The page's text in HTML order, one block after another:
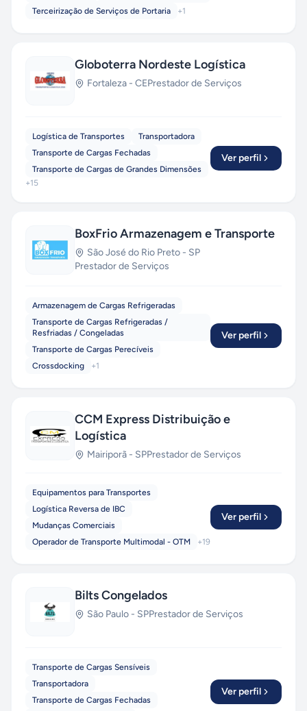
Terceirização de Serviços de Portaria
+1
Globoterra Nordeste Logística
Fortaleza - CEPrestador de Serviços
Logística de Transportes
Transportadora
Transporte de Cargas Fechadas
Transporte de Cargas de Grandes Dimensões
+15
Ver perfil
BoxFrio Armazenagem e Transporte
São José do Rio Preto - SP
Prestador de Serviços
Armazenagem de Cargas Refrigeradas
Transporte de Cargas Refrigeradas /
Resfriadas / Congeladas
Transporte de Cargas Perecíveis
Crossdocking
+1
Ver perfil
CCM Express Distribuição e
Logística
Mairiporã - SPPrestador de Serviços
Equipamentos para Transportes
Logística Reversa de IBC
Mudanças Comerciais
Operador de Transporte Multimodal - OTM
+19
Ver perfil
Bilts Congelados
São Paulo - SPPrestador de Serviços
Transporte de Cargas Sensíveis
Transportadora
Transporte de Cargas Fechadas
Ver perfil